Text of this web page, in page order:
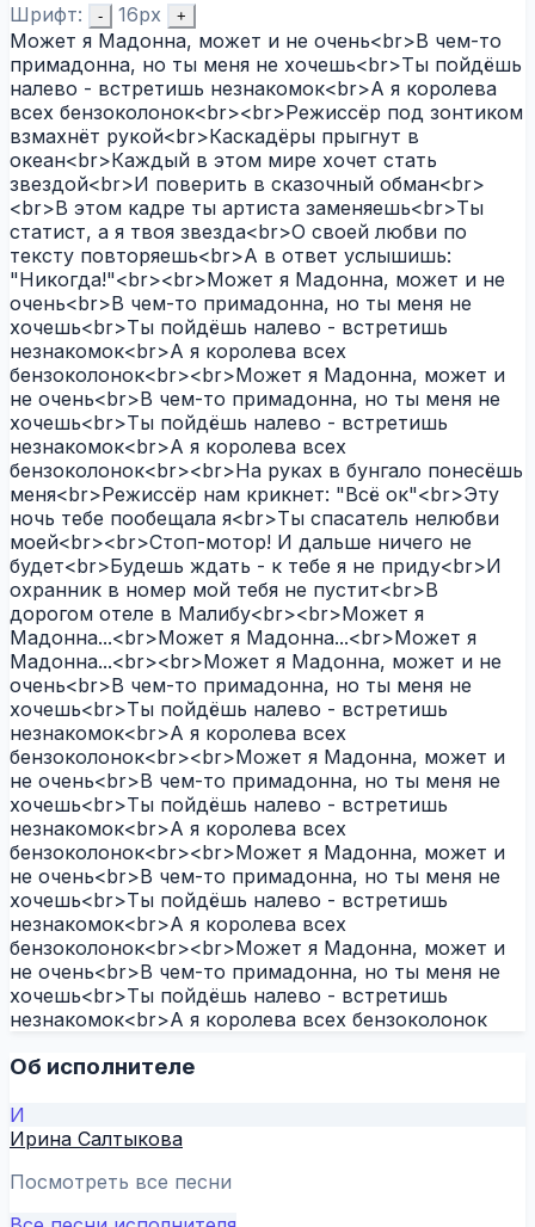
Шрифт: - 16px +
Может я Мадонна, может и не очень<br>В чем-то
примадонна, но ты меня не хочешь<br>Ты пойдёшь
налево - встретишь незнакомок<br>А я королева
всех бензоколонок<br><br>Режиссёр под зонтиком
взмахнёт рукой<br>Каскадёры прыгнут в
океан<br>Каждый в этом мире хочет стать
звездой<br>И поверить в сказочный обман<br>
<br>В этом кадре ты артиста заменяешь<br>Ты
статист, а я твоя звезда<br>О своей любви по
тексту повторяешь<br>А в ответ услышишь:
"Никогда!"<br><br>Может я Мадонна, может и не
очень<br>В чем-то примадонна, но ты меня не
хочешь<br>Ты пойдёшь налево - встретишь
незнакомок<br>А я королева всех
бензоколонок<br><br>Может я Мадонна, может и
не очень<br>В чем-то примадонна, но ты меня не
хочешь<br>Ты пойдёшь налево - встретишь
незнакомок<br>А я королева всех
бензоколонок<br><br>На руках в бунгало понесёшь
меня<br>Режиссёр нам крикнет: "Всё ок"<br>Эту
ночь тебе пообещала я<br>Ты спасатель нелюбви
моей<br><br>Стоп-мотор! И дальше ничего не
будет<br>Будешь ждать - к тебе я не приду<br>И
охранник в номер мой тебя не пустит<br>В
дорогом отеле в Малибу<br><br>Может я
Мадонна...<br>Может я Мадонна...<br>Может я
Мадонна...<br><br>Может я Мадонна, может и не
очень<br>В чем-то примадонна, но ты меня не
хочешь<br>Ты пойдёшь налево - встретишь
незнакомок<br>А я королева всех
бензоколонок<br><br>Может я Мадонна, может и
не очень<br>В чем-то примадонна, но ты меня не
хочешь<br>Ты пойдёшь налево - встретишь
незнакомок<br>А я королева всех
бензоколонок<br><br>Может я Мадонна, может и
не очень<br>В чем-то примадонна, но ты меня не
хочешь<br>Ты пойдёшь налево - встретишь
незнакомок<br>А я королева всех
бензоколонок<br><br>Может я Мадонна, может и
не очень<br>В чем-то примадонна, но ты меня не
хочешь<br>Ты пойдёшь налево - встретишь
незнакомок<br>А я королева всех бензоколонок
Об исполнителе
И
Ирина Салтыкова
Посмотреть все песни